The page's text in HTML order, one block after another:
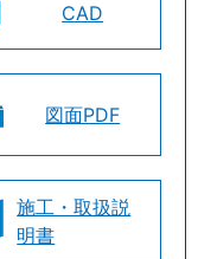
CAD
図面PDF
施工・取扱説
明書